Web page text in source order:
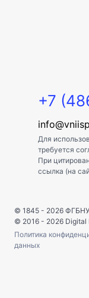
+7
Для
требуется
При
ссылка (на
© 1845 - 2026
© 2016 - 2026 Digital
Политика
данных